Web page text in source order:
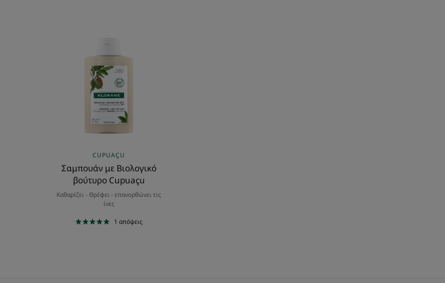
Βιολογικό
βούτυρο
Cupuaçu
CUPUAÇU
Σαμπουάν με Βιολογικό
βούτυρο Cupuaçu
Καθαρίζει - Θρέφει - επανορθώνει τις
ίνες
1 απόψεις